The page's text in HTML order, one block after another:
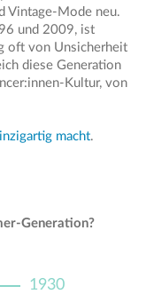
Vintage-Mode neu.
und 2009, ist
oft von Unsicherheit
diese Generation
Kultur, von
macht.
Generation?
1930
1960